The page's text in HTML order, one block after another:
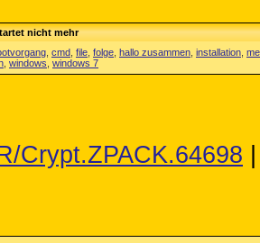
nicht mehr
cmd file folge hallo zusammen installation
windows windows 7
Crypt.ZPACK.64698